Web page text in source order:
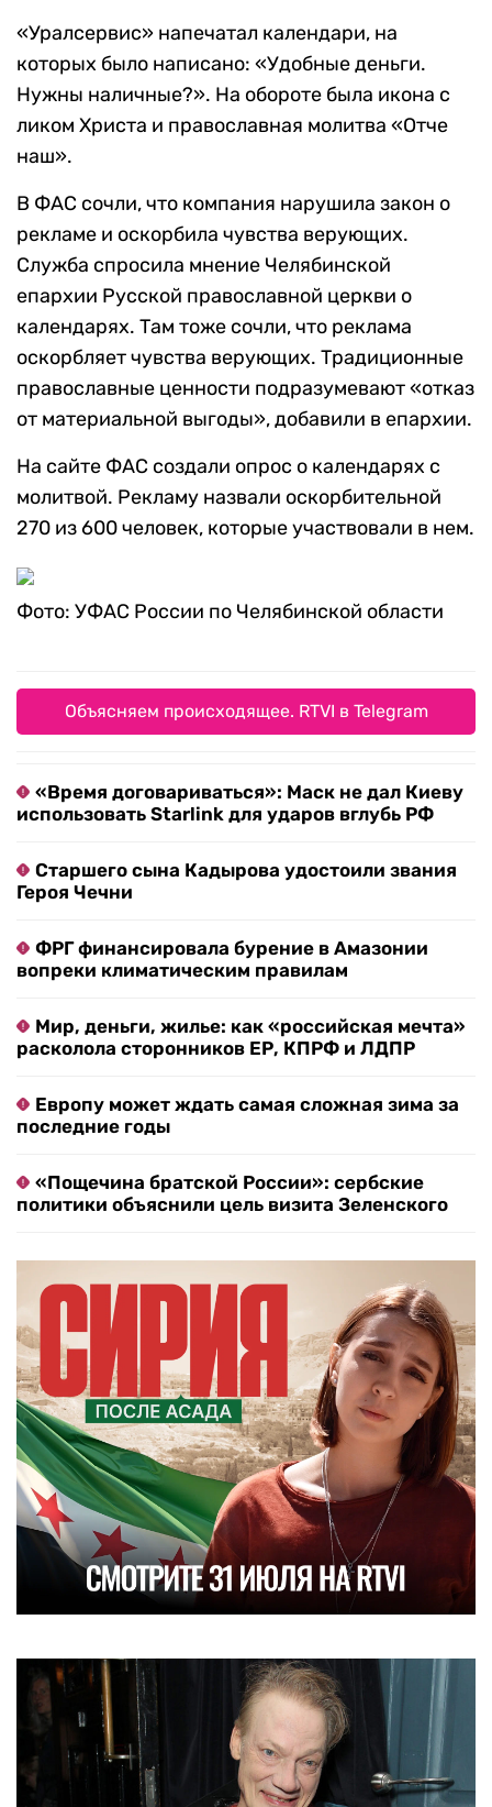
«Уралсервис» напечатал календари, на
которых было написано: «Удобные деньги.
Нужны наличные?». На обороте была икона c
ликом Христа и православная молитва «Отче
наш».
В ФАС сочли, что компания нарушила закон о
рекламе и оскорбила чувства верующих.
Служба спросила мнение Челябинской
епархии Русской православной церкви о
календарях. Там тоже сочли, что реклама
оскорбляет чувства верующих. Традиционные
православные ценности подразумевают «отказ
от материальной выгоды», добавили в епархии.
На сайте ФАС создали опрос о календарях с
молитвой. Рекламу назвали оскорбительной
270 из 600 человек, которые участвовали в нем.
Фото: УФАС России по Челябинской области
Объясняем происходящее. RTVI в Telegram
«Время договариваться»: Маск не дал Киеву
использовать Starlink для ударов вглубь РФ
Старшего сына Кадырова удостоили звания
Героя Чечни
ФРГ финансировала бурение в Амазонии
вопреки климатическим правилам
Мир, деньги, жилье: как «российская мечта»
расколола сторонников ЕР, КПРФ и ЛДПР
Европу может ждать самая сложная зима за
последние годы
«Пощечина братской России»: сербские
политики объяснили цель визита Зеленского